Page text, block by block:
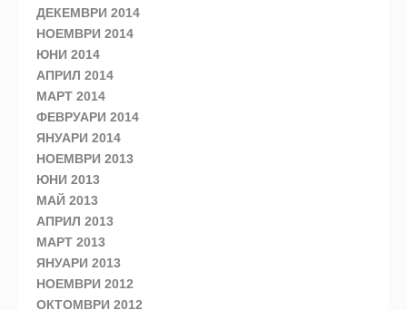
ДЕКЕМВРИ 2014
НОЕМВРИ 2014
ЮНИ 2014
АПРИЛ 2014
МАРТ 2014
ФЕВРУАРИ 2014
ЯНУАРИ 2014
НОЕМВРИ 2013
ЮНИ 2013
МАЙ 2013
АПРИЛ 2013
МАРТ 2013
ЯНУАРИ 2013
НОЕМВРИ 2012
ОКТОМВРИ 2012